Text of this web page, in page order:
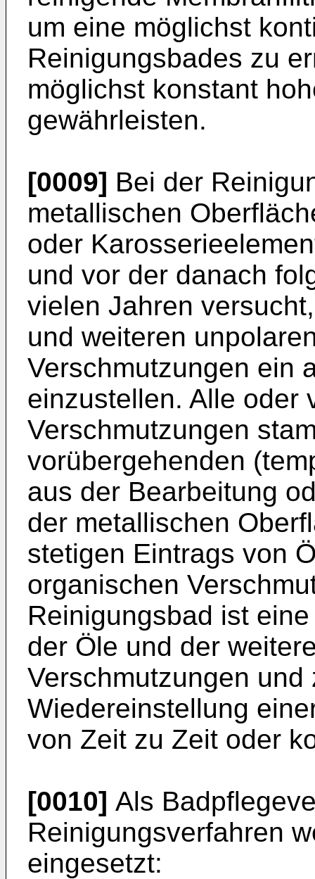
um eine möglichst
Reinigungsbades zu
möglichst konstant
gewährleisten.
[0009] Bei der
metallischen
oder
und vor der danach
vielen Jahren
und weiteren
Verschmutzungen ein
einzustellen. Alle oder
Verschmutzungen
vorübergehenden
aus der Bearbeitung
der metallischen
stetigen Eintrags von
organischen
Reinigungsbad ist
der Öle und der
Verschmutzungen
Wiedereinstellung
von Zeit zu Zeit oder
[0010] Als
Reinigungsverfahren
eingesetzt: